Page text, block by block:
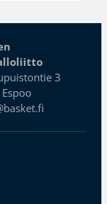
3